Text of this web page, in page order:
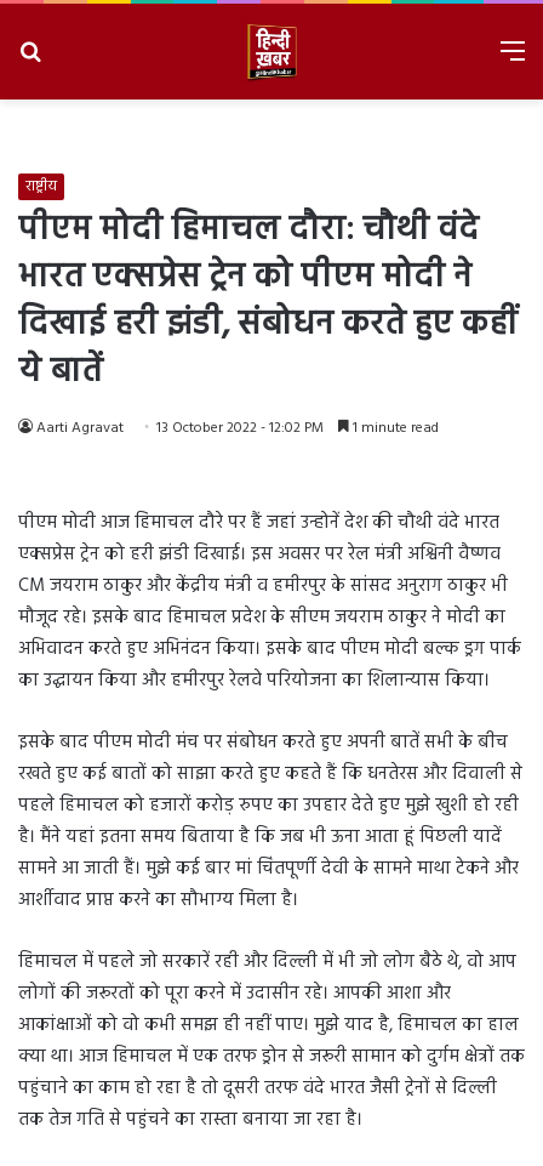
राष्ट्रीय
पीएम मोदी हिमाचल दौरा: चौथी वंदे
भारत एक्सप्रेस ट्रेन को पीएम मोदी ने
दिखाई हरी झंडी, संबोधन करते हुए कहीं
ये बातें
Aarti Agravat 13 October 2022 - 12:02 PM 1 minute read
पीएम मोदी आज हिमाचल दौरे पर हैं जहां उन्होनें देश की चौथी वंदे भारत
एक्सप्रेस ट्रेन को हरी झंडी दिखाई। इस अवसर पर रेल मंत्री अश्विनी वैष्णव
CM जयराम ठाकुर और केंद्रीय मंत्री व हमीरपुर के सांसद अनुराग ठाकुर भी
मौजूद रहे। इसके बाद हिमाचल प्रदेश के सीएम जयराम ठाकुर ने मोदी का
अभिवादन करते हुए अभिनंदन किया। इसके बाद पीएम मोदी बल्क ड्रग पार्क
का उद्घायन किया और हमीरपुर रेलवे परियोजना का शिलान्यास किया।
इसके बाद पीएम मोदी मंच पर संबोधन करते हुए अपनी बातें सभी के बीच
रखते हुए कई बातों को साझा करते हुए कहते हैं कि धनतेरस और दिवाली से
पहले हिमाचल को हजारों करोड़ रुपए का उपहार देते हुए मुझे खुशी हो रही
है। मैंने यहां इतना समय बिताया है कि जब भी ऊना आता हूं पिछली यादें
सामने आ जाती हैं। मुझे कई बार मां चिंतपूर्णी देवी के सामने माथा टेकने और
आर्शीवाद प्राप्त करने का सौभाग्य मिला है।
हिमाचल में पहले जो सरकारें रही और दिल्ली में भी जो लोग बैठे थे, वो आप
लोगों की जरूरतों को पूरा करने में उदासीन रहे। आपकी आशा और
आकांक्षाओं को वो कभी समझ ही नहीं पाए। मुझे याद है, हिमाचल का हाल
क्या था। आज हिमाचल में एक तरफ ड्रोन से जरूरी सामान को दुर्गम क्षेत्रों तक
पहुंचाने का काम हो रहा है तो दूसरी तरफ वंदे भारत जैसी ट्रेनों से दिल्ली
तक तेज गति से पहुंचने का रास्ता बनाया जा रहा है।